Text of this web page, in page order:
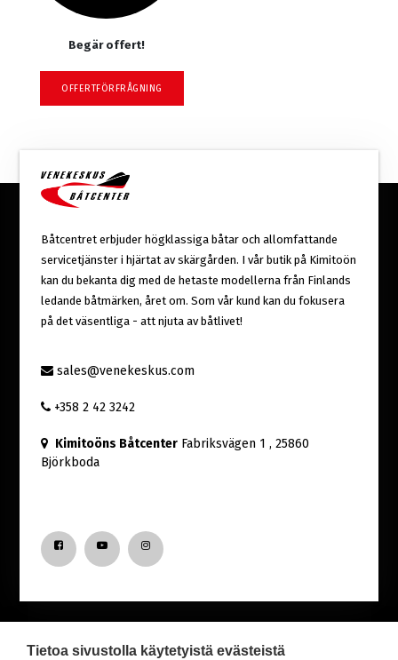
Begär offert!
OFFERTFÖRFRÅGNING
Båtcentret erbjuder högklassiga båtar och allomfattande
servicetjänster i hjärtat av skärgården. I vår butik på Kimitoön
kan du bekanta dig med de hetaste modellerna från Finlands
ledande båtmärken, året om. Som vår kund kan du fokusera
på det väsentliga - att njuta av båtlivet!
sales@venekeskus.com
+358 2 42 3242
Kimitoöns Båtcenter Fabriksvägen 1 , 25860
Björkboda
Nyfiken på senaste nytt från Båtcentret?
Tietoa sivustolla käytetyistä evästeistä